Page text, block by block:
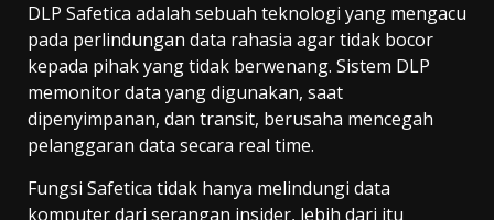
DLP Safetica adalah sebuah teknologi yang mengacu
pada perlindungan data rahasia agar tidak bocor
kepada pihak yang tidak berwenang. Sistem DLP
memonitor data yang digunakan, saat
dipenyimpanan, dan transit, berusaha mencegah
pelanggaran data secara real time.
Fungsi Safetica tidak hanya melindungi data
komputer dari serangan insider, lebih dari itu